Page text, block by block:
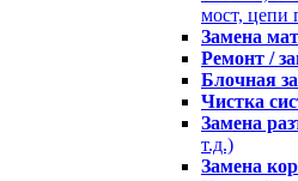
мост, цепи
Замена
Ремонт /
Блочная
Чистка
Замена
т.д.)
Замена